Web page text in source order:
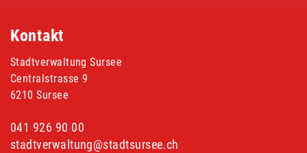
Kontakt
Stadtverwaltung Sursee
Centralstrasse 9
6210 Sursee
041 926 90 00
stadtverwaltung@stadtsursee.ch